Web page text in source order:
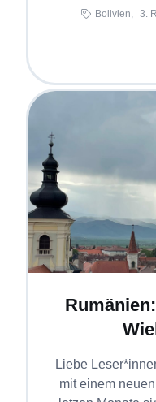
Bolivien, 3.
Liebe
mit einem